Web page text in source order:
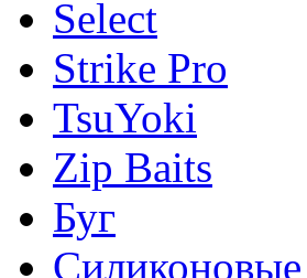
Select
Strike Pro
TsuYoki
Zip Baits
Буг